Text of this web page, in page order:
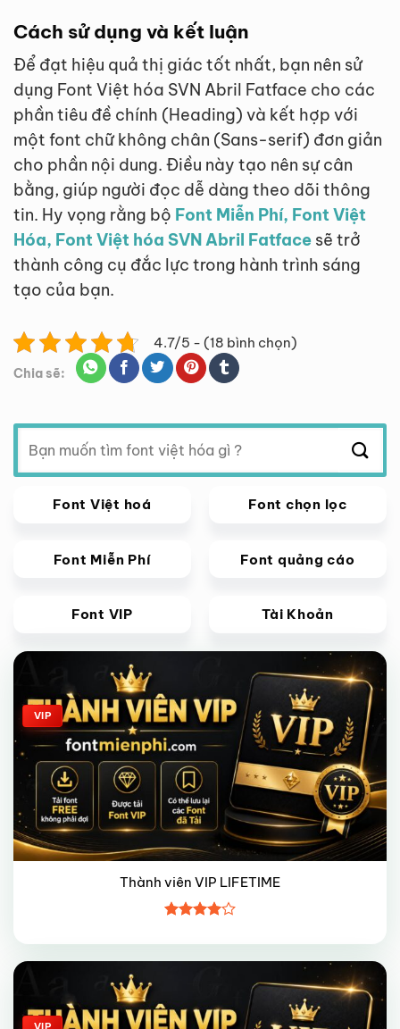
Cách sử dụng và kết luận
Để đạt hiệu quả thị giác tốt nhất, bạn nên sử
dụng Font Việt hóa SVN Abril Fatface cho các
phần tiêu đề chính (Heading) và kết hợp với
một font chữ không chân (Sans-serif) đơn giản
cho phần nội dung. Điều này tạo nên sự cân
bằng, giúp người đọc dễ dàng theo dõi thông
tin. Hy vọng rằng bộ Font Miễn Phí, Font Việt
Hóa, Font Việt hóa SVN Abril Fatface sẽ trở
thành công cụ đắc lực trong hành trình sáng
tạo của bạn.
4.7/5 - (18 bình chọn)
Chia sẽ:
Tìm
kiếm:
Font Việt hoá Font chọn lọc
Font Miễn Phí Font quảng cáo
Font VIP Tài Khoản
Giảm giá!
VIP
Thành viên VIP LIFETIME
xếp hạng
45 sao
Giảm giá!
VIP